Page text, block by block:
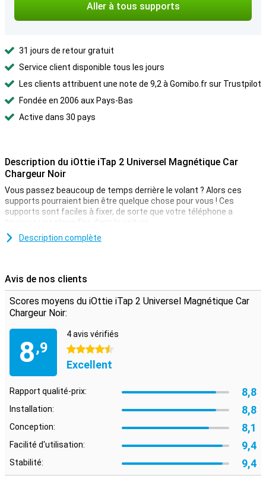
Aller à tous supports
31 jours de retour gratuit
Service client disponible tous les jours
Les clients attribuent une note de 9,2 à Gomibo.fr sur Trustpilot
Fondée en 2006 aux Pays-Bas
Active dans 30 pays
Description du iOttie iTap 2 Universel Magnétique Car
Chargeur Noir
Vous passez beaucoup de temps derrière le volant ? Alors ces
supports pourraient bien être quelque chose pour vous ! Ces
supports sont faciles à fixer, de sorte que votre téléphone a
toujours une place fixe dans la voiture.
Vous avez une voiture sans système de navigation intégré ? Alors
idéal lorsque vous déplacez ou retirez votre support de temps en
temps. Sans pièces mobiles ni mécanismes en plastique fragiles,
ce support de voiture magnétique universel iOttie iTap 2 noir est
très robuste !
Description complète
Avis de nos clients
Scores moyens du iOttie iTap 2 Universel Magnétique Car
Chargeur Noir:
8,9
4 avis vérifiés
4.5 étoiles
Excellent
Rapport qualité-prix: 8,8
Installation: 8,8
Conception: 8,1
Facilité d'utilisation: 9,4
Stabilité: 9,4